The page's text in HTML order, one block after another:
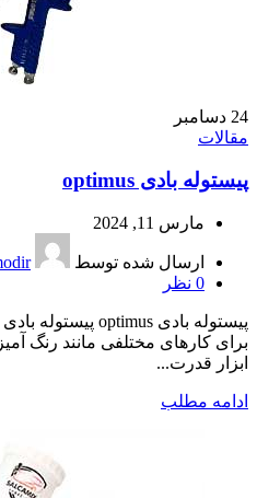
24 دسامبر
مقالات
پیستوله بادی optimus
مارس 11, 2024
ارسال شده توسط
0 نظر
برای کارهای مختلفی مانند رنگ
ابزار قدرت...
ادامه مطلب